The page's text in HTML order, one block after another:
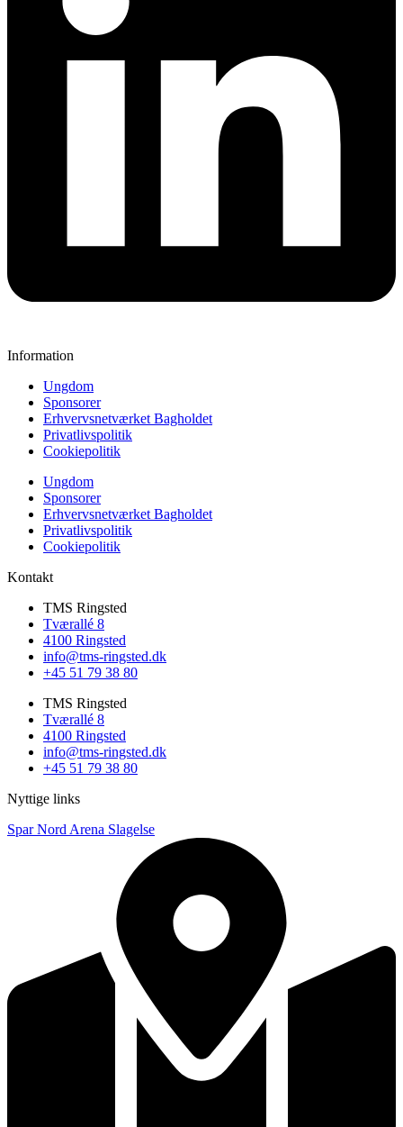
Information
Ungdom
Sponsorer
Erhvervsnetværket Bagholdet
Privatlivspolitik
Cookiepolitik
Ungdom
Sponsorer
Erhvervsnetværket Bagholdet
Privatlivspolitik
Cookiepolitik
Kontakt
TMS Ringsted
Tværallé 8
4100 Ringsted
info@tms-ringsted.dk
+45 51 79 38 80
TMS Ringsted
Tværallé 8
4100 Ringsted
info@tms-ringsted.dk
+45 51 79 38 80
Nyttige links
Spar Nord Arena Slagelse